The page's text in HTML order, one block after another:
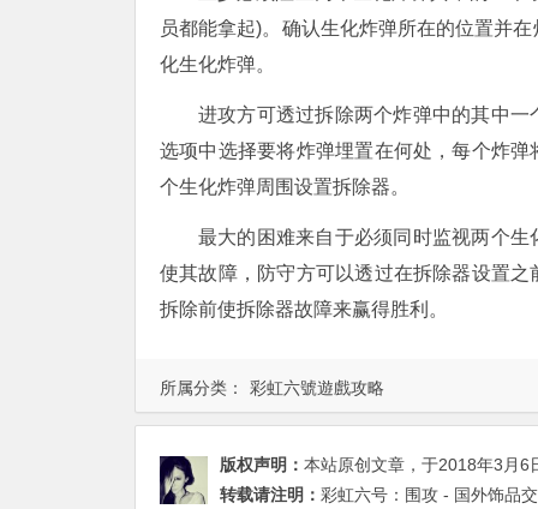
所属分类： 彩虹六號遊戲攻略
员都能拿起)。确认生化炸弹所在的位置并
化生化炸弹。
进攻方可透过拆除两个炸弹中的其中
选项中选择要将炸弹埋置在何处，每个炸
个生化炸弹周围设置拆除器。
最大的困难来自于必须同时监视两个
使其故障，防守方可以透过在拆除器设置
拆除前使拆除器故障来赢得胜利。
版权声明： 本站原创文章，于2018年3月6
转载请注明： 彩虹六号：围攻 - 国外饰品